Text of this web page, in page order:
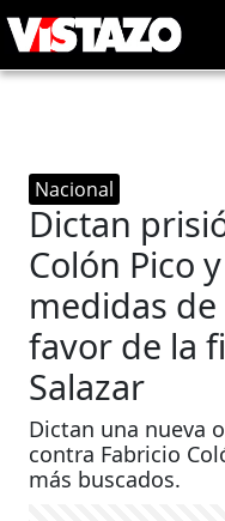
Nacional
Dictan
Colón Pico
medidas
favor de la
Salazar
Dictan una nueva
contra Fabricio
más buscados.